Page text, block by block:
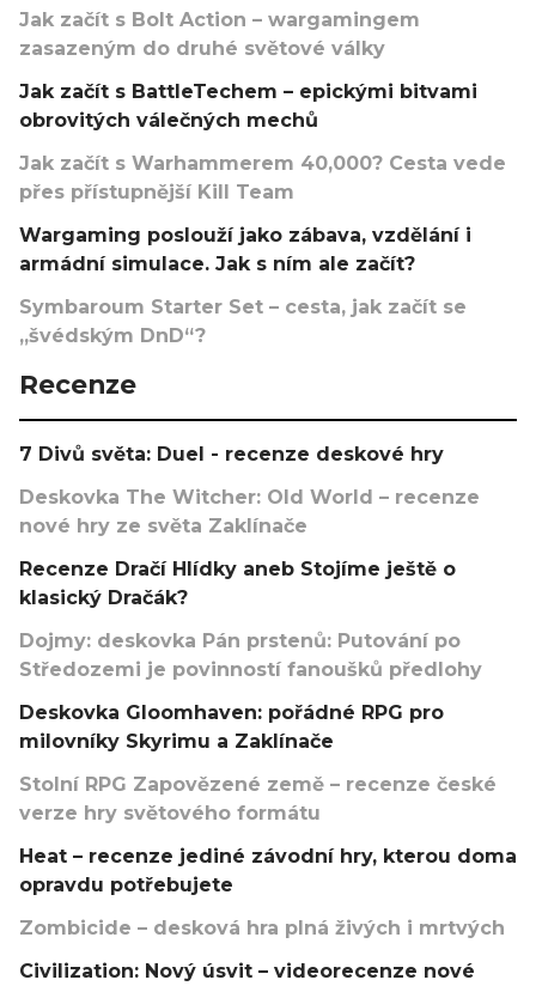
Jak začít s Bolt Action – wargamingem
zasazeným do druhé světové války
Jak začít s BattleTechem – epickými bitvami
obrovitých válečných mechů
Jak začít s Warhammerem 40,000? Cesta vede
přes přístupnější Kill Team
Wargaming poslouží jako zábava, vzdělání i
armádní simulace. Jak s ním ale začít?
Symbaroum Starter Set – cesta, jak začít se
„švédským DnD“?
Recenze
7 Divů světa: Duel - recenze deskové hry
Deskovka The Witcher: Old World – recenze
nové hry ze světa Zaklínače
Recenze Dračí Hlídky aneb Stojíme ještě o
klasický Dračák?
Dojmy: deskovka Pán prstenů: Putování po
Středozemi je povinností fanoušků předlohy
Deskovka Gloomhaven: pořádné RPG pro
milovníky Skyrimu a Zaklínače
Stolní RPG Zapovězené země – recenze české
verze hry světového formátu
Heat – recenze jediné závodní hry, kterou doma
opravdu potřebujete
Zombicide – desková hra plná živých i mrtvých
Civilization: Nový úsvit – videorecenze nové